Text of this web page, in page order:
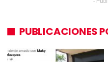
PUBLICACIONES